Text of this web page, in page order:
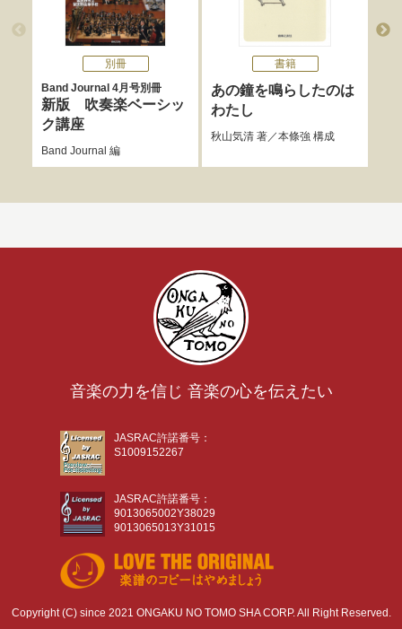
別冊
Band Journal 4月号別冊
新版 吹奏楽ベーシッ
ク講座
Band Journal 編
書籍
あの鐘を鳴らしたのは
わたし
秋山気清著／本條強構成
音楽の力を信じ 音楽の心を伝えたい
JASRAC許諾番号：
S1009152267
JASRAC許諾番号：
9013065002Y38029
9013065013Y31015
Copyright (C) since 2021 ONGAKU NO TOMO SHA CORP. All Right Reserved.